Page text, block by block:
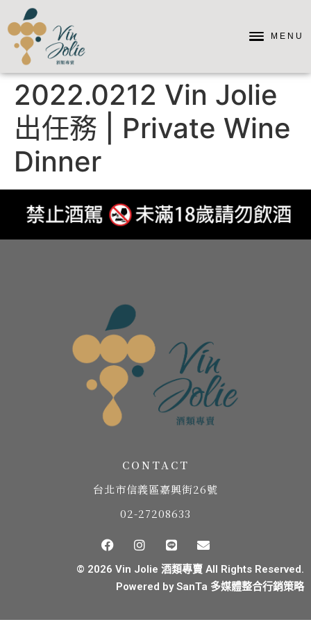
MENU
2022.0212 Vin Jolie
出任務 | Private Wine
Dinner
CONTACT
台北市信義區嘉興街26號
02-27208633
© 2026 Vin Jolie 酒類專賣 All Rights Reserved.
Powered bySanTa 多媒體整合行銷策略